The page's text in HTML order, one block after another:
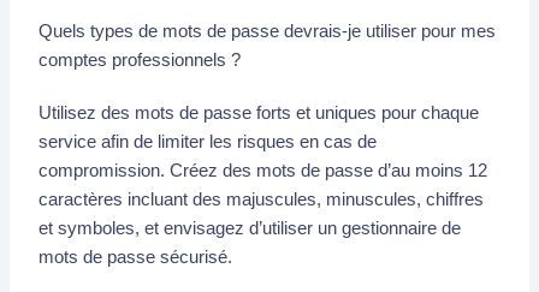
Quels types de mots de passe devrais-je utiliser pour mes
comptes professionnels ?
Utilisez des mots de passe forts et uniques pour chaque
service afin de limiter les risques en cas de
compromission. Créez des mots de passe d’au moins 12
caractères incluant des majuscules, minuscules, chiffres
et symboles, et envisagez d’utiliser un gestionnaire de
mots de passe sécurisé.